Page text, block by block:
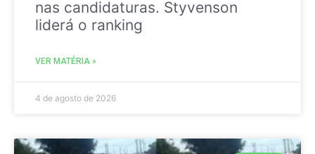
nas candidaturas. Styvenson
liderá o ranking
VER MATÉRIA »
4 de agosto de 2026